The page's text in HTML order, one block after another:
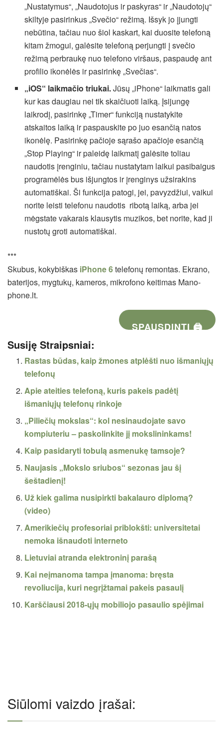
„Nustatymus“, „Naudotojus ir paskyras“ ir „Naudotojų“
skiltyje pasirinkus „Svečio“ režimą. Išsyk jo įjungti
nebūtina, tačiau nuo šiol kaskart, kai duosite telefoną
kitam žmogui, galėsite telefoną perjungti į svečio
režimą perbraukę nuo telefono viršaus, paspaudę ant
profilio ikonėlės ir pasirinkę „Svečias“.
„iOS“ laikmačio triukai.Jūsų „iPhone“ laikmatis gali
kur kas daugiau nei tik skaičiuoti laiką. Įsijungę
laikrodį, pasirinkę „Timer“ funkciją nustatykite
atskaitos laiką ir paspauskite po juo esančią natos
ikonėlę. Pasirinkę pačioje sąrašo apačioje esančią
„Stop Playing“ ir paleidę laikmatį galėsite toliau
naudotis įrenginiu, tačiau nustatytam laikui pasibaigus
programėlės bus išjungtos ir įrenginys užsirakins
automatiškai. Ši funkcija patogi, jei, pavyzdžiui, vaikui
norite leisti telefonu naudotis ribotą laiką, arba jei
mėgstate vakarais klausytis muzikos, bet norite, kad ji
nustotų groti automatiškai.
***
Skubus, kokybiškas iPhone 6telefonų remontas. Ekrano,
baterijos, mygtukų, kameros, mikrofono keitimas Mano-
phone.lt.
SPAUSDINTI 🖨
Susiję Straipsniai:
Rastas būdas, kaip žmones atplėšti nuo išmaniųjų
telefonų
Apie ateities telefoną, kuris pakeis padėtį
išmaniųjų telefonų rinkoje
„Piliečių mokslas“: kol nesinaudojate savo
kompiuteriu – paskolinkite jį mokslininkams!
Kaip pasidaryti tobulą asmenukę tamsoje?
Naujasis „Mokslo sriubos“ sezonas jau šį
šeštadienį!
Už kiek galima nusipirkti bakalauro diplomą?
(video)
Amerikiečių profesoriai priblokšti: universitetai
nemoka išnaudoti interneto
Lietuviai atranda elektroninį parašą
Kai neįmanoma tampa įmanoma: bręsta
revoliucija, kuri negrįžtamai pakeis pasaulį
Karščiausi 2018-ųjų mobiliojo pasaulio spėjimai
Siūlomi vaizdo įrašai: